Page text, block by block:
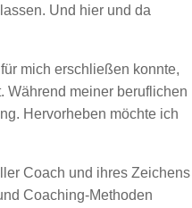
Und hier und da
mich erschließen konnte,
Während meiner beruflichen
Hervorheben möchte ich
Coach und ihres Zeichens
Coaching-Methoden